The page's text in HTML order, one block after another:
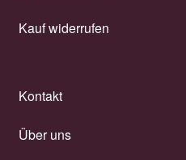
Kauf widerrufen
Kontakt
Über uns